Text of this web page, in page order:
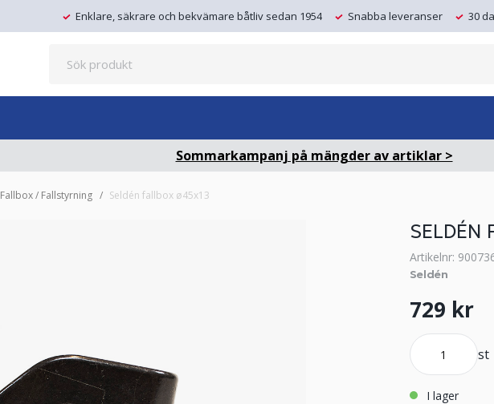
Enklare, säkrare och bekvämare båtliv sedan 1954 Snabba leveranser 30
Sommarkampanj på mängder av artiklar >
Fallbox / Fallstyrning Seldén fallbox ø45x13
SELDÉN
Artikelnr:
Seldén
729 kr
st
i lager